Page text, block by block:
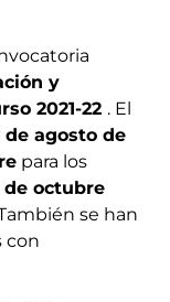
y
2021-22 . El
de agosto de
para los
de octubre
se han
con